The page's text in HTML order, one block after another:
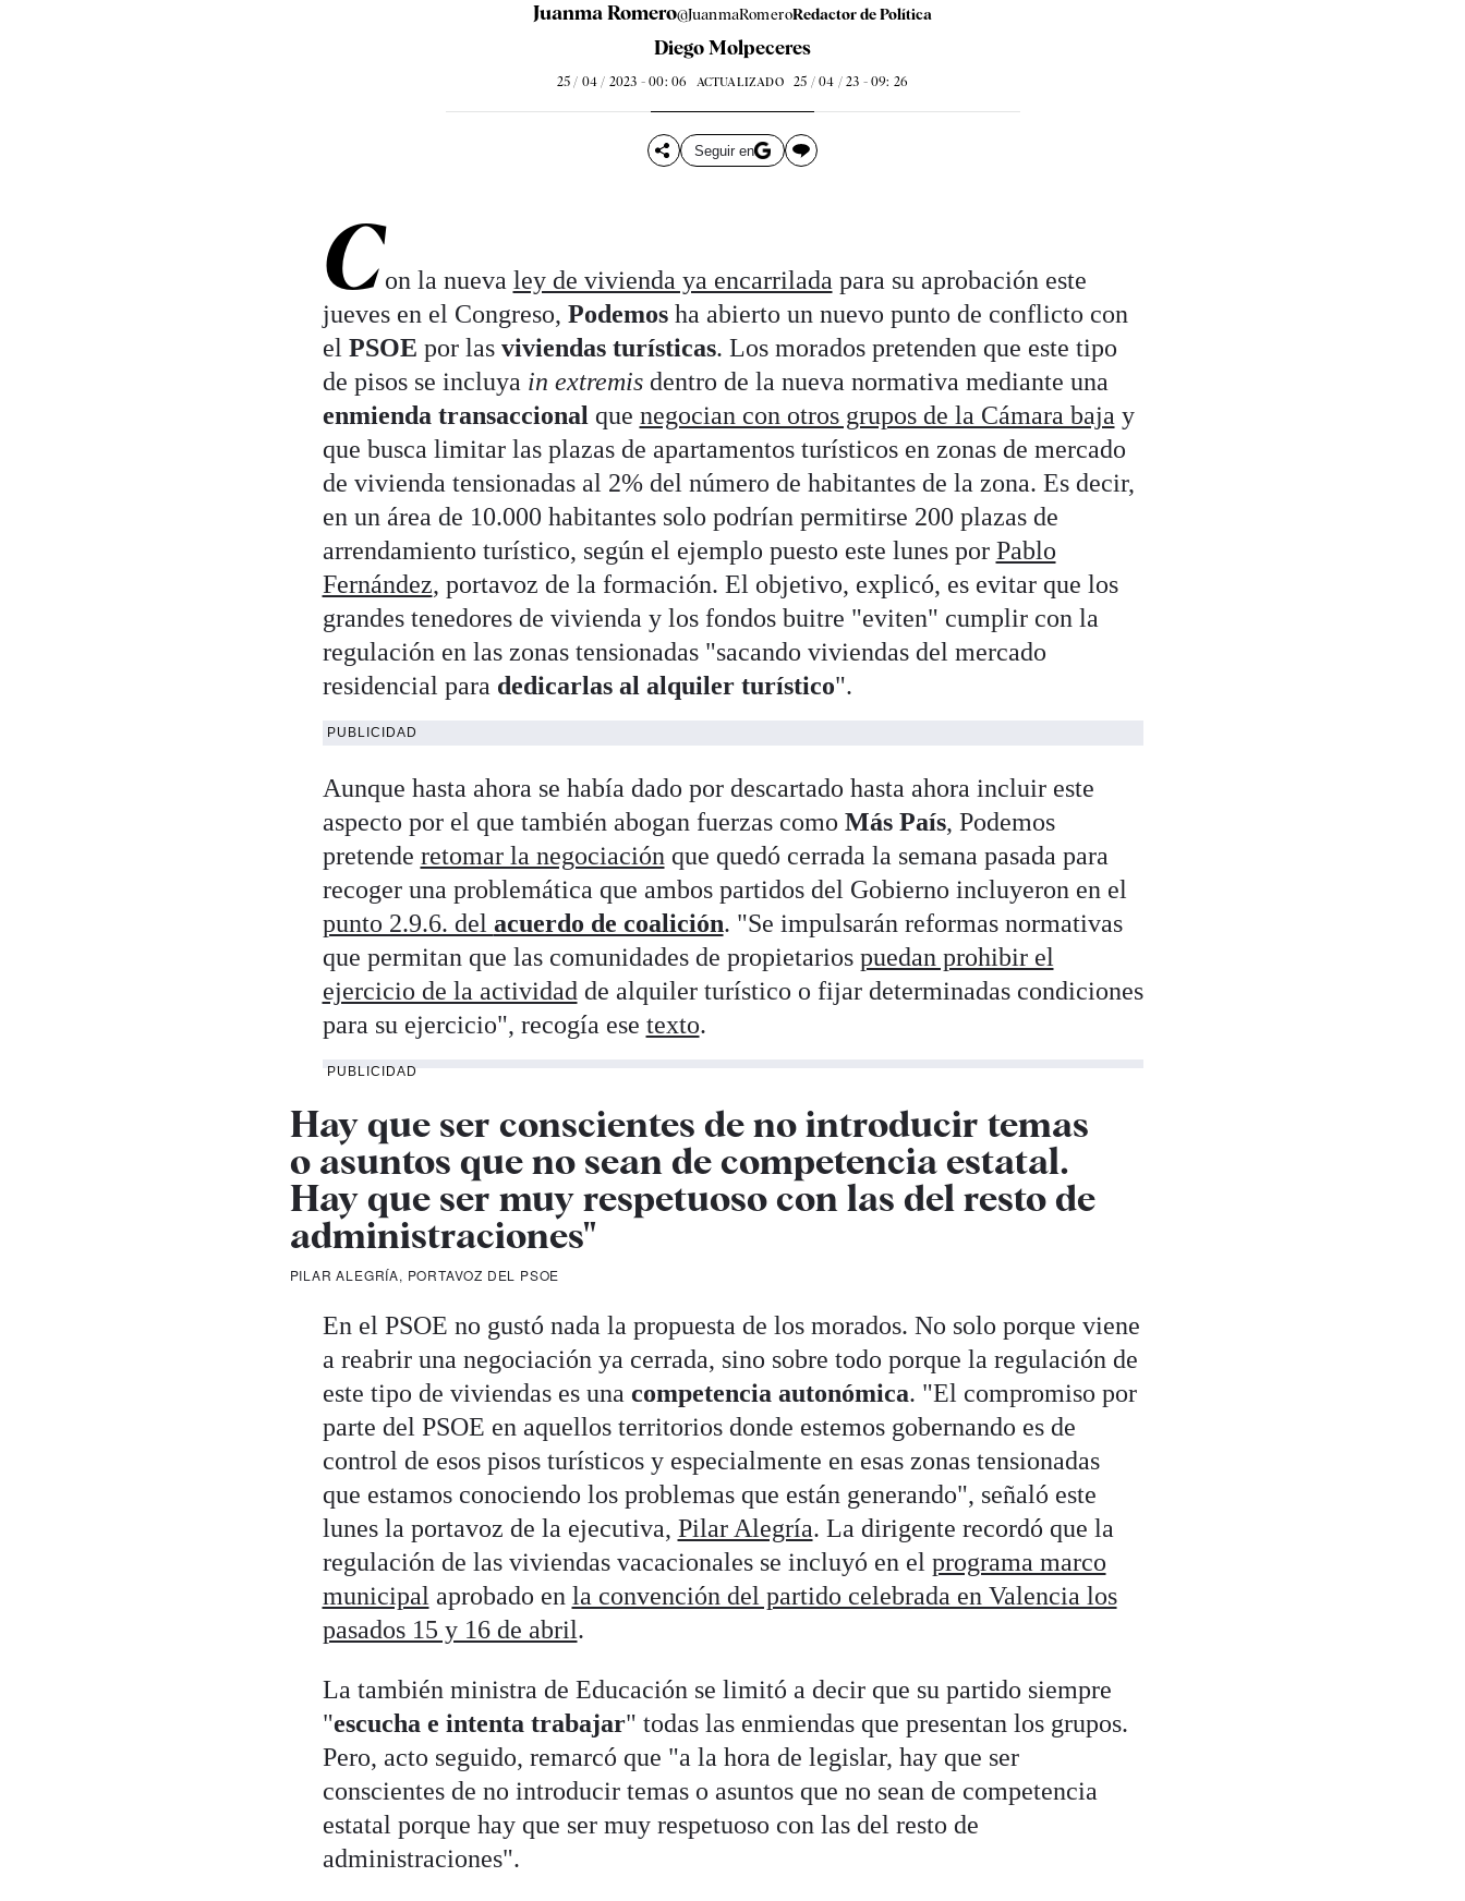
Juanma Romero Redactor de Política
@JuanmaRomero
Diego Molpeceres
25 / 04 / 2023 - 00: 06 ACTUALIZADO 25 / 04 / 23 - 09: 26
Seguir en
Con la nueva ley de vivienda ya encarriladapara su aprobación este
jueves en el Congreso, Podemos ha abierto un nuevo punto de conflicto con
el PSOE por las viviendas turísticas. Los morados pretenden que este tipo
de pisos se incluyain extremis dentro de la nueva normativa mediante una
enmienda transaccional que negocian con otros grupos de la Cámara bajay
que busca limitar las plazas de apartamentos turísticos en zonas de mercado
de vivienda tensionadas al 2% del número de habitantes de la zona. Es decir,
en un área de 10.000 habitantes solo podrían permitirse 200 plazas de
arrendamiento turístico, según el ejemplo puesto este lunes por Pablo
Fernández, portavoz de la formación. El objetivo, explicó, es evitar que los
grandes tenedores de vivienda y los fondos buitre "eviten" cumplir con la
regulación en las zonas tensionadas "sacando viviendas del mercado
residencial para dedicarlas al alquiler turístico".
PUBLICIDAD
Aunque hasta ahora se había dado por descartado hasta ahora incluir este
aspecto por el que también abogan fuerzas como Más País, Podemos
pretende retomar la negociaciónque quedó cerrada la semana pasada para
recoger una problemática que ambos partidos del Gobierno incluyeron en el
punto 2.9.6. del acuerdo de coalición. "Se impulsarán reformas normativas
que permitan que las comunidades de propietarios puedan prohibir el
ejercicio de la actividadde alquiler turístico o fijar determinadas condiciones
para su ejercicio", recogía ese texto.
PUBLICIDAD
Hay que ser conscientes de no introducir temas
o asuntos que no sean de competencia estatal.
Hay que ser muy respetuoso con las del resto de
administraciones"
PILAR ALEGRÍA, PORTAVOZ DEL PSOE
En el PSOE no gustó nada la propuesta de los morados. No solo porque viene
a reabrir una negociación ya cerrada, sino sobre todo porque la regulación de
este tipo de viviendas es una competencia autonómica. "El compromiso por
parte del PSOE en aquellos territorios donde estemos gobernando es de
control de esos pisos turísticos y especialmente en esas zonas tensionadas
que estamos conociendo los problemas que están generando", señaló este
lunes la portavoz de la ejecutiva, Pilar Alegría. La dirigente recordó que la
regulación de las viviendas vacacionales se incluyó en el programa marco
municipal aprobado en la convención del partido celebrada en Valencia los
pasados 15 y 16 de abril.
La también ministra de Educación se limitó a decir que su partido siempre
"escucha e intenta trabajar" todas las enmiendas que presentan los grupos.
Pero, acto seguido, remarcó que "a la hora de legislar, hay que ser
conscientes de no introducir temas o asuntos que no sean de competencia
estatal porque hay que ser muy respetuoso con las del resto de
administraciones".